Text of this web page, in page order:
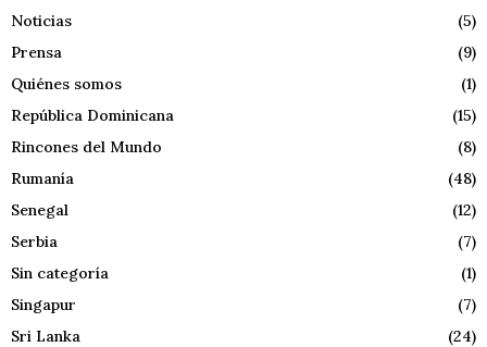
Noticias
(5)
Prensa
(9)
Quiénes somos
(1)
República Dominicana
(15)
Rincones del Mundo
(8)
Rumanía
(48)
Senegal
(12)
Serbia
(7)
Sin categoría
(1)
Singapur
(7)
Sri Lanka
(24)